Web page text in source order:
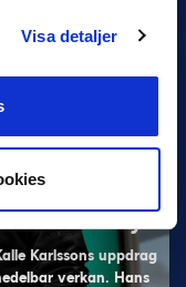
Visa detaljer
i Hammarby
Karlssons uppdrag
verkan. Hans